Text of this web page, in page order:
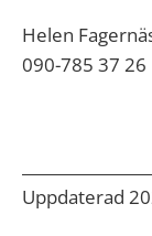
Helen
090-785 37 26
Uppdaterad